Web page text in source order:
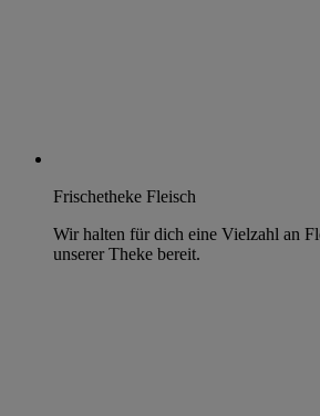
Frischetheke Fleisch
Wir halten für dich eine Vielzahl an
unserer Theke bereit.